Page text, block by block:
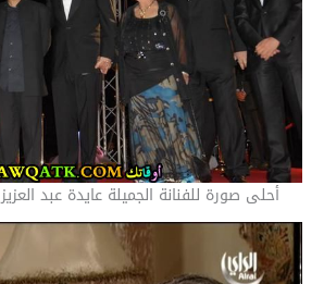
أحلى صورة للفنانة الجميلة عايدة عبد العزيز